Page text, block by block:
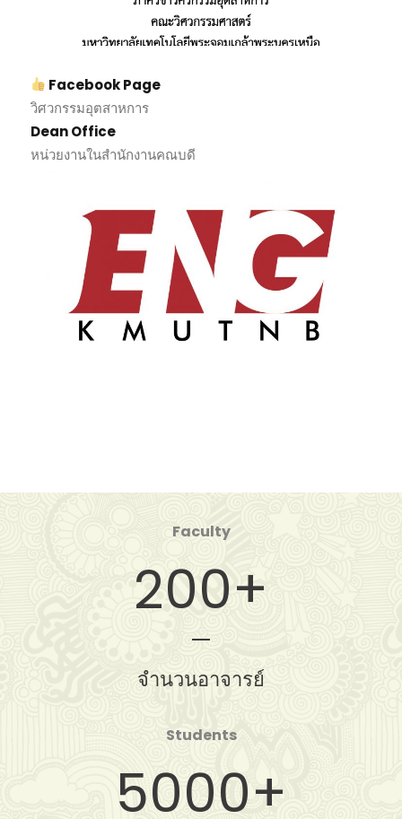
Facebook Page
วิศวกรรมอุตสาหการ
Dean Office
หน่วยงานในสำนักงานคณบดี
Faculty
200+
จำนวนอาจารย์
Students
5000+